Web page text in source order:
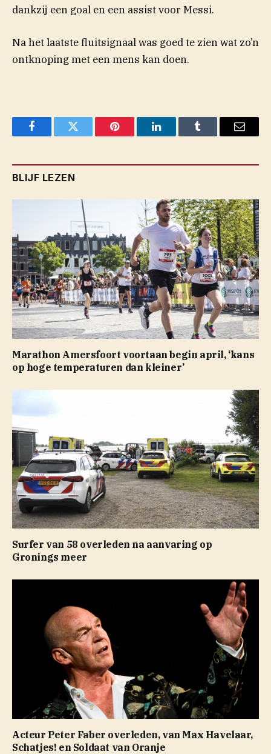
dankzij een goal en een assist voor Messi.
Na het laatste fluitsignaal was goed te zien wat zo’n
ontknoping met een mens kan doen.
FacebookTwitter Pinterest LinkedInTumblr Email
BLIJF LEZEN
Marathon Amersfoort voortaan begin april, ‘kans
op hoge temperaturen dan kleiner’
Surfer van 58 overleden na aanvaring op
Gronings meer
Acteur Peter Faber overleden, van Max Havelaar,
Schatjes! en Soldaat van Oranje